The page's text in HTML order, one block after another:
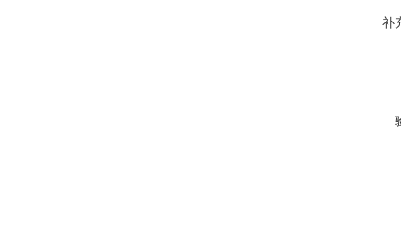
补